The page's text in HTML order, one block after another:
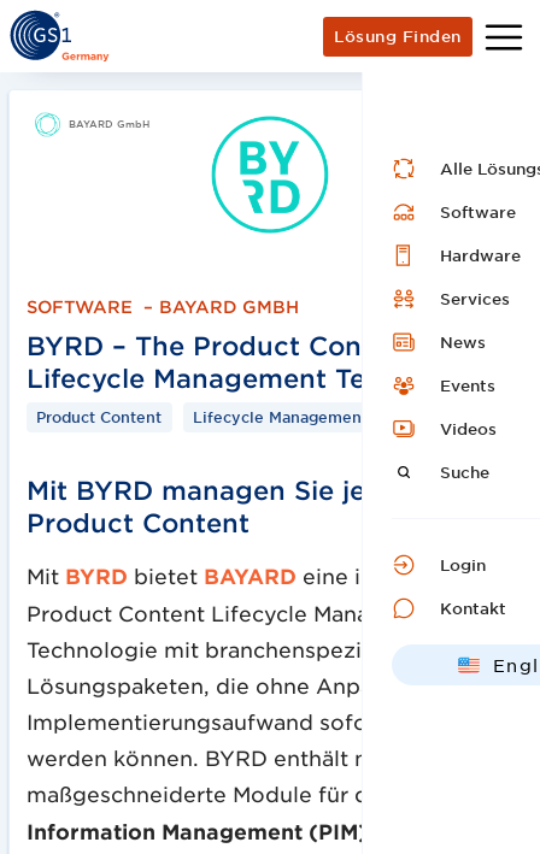
Lösung Finden
Alle
Software
Hardware
Services
News
Events
Videos
Suche
Login
Kontakt
BAYARD GmbH
SOFTWARE – BAYARD GMBH
BYRD – The Product Content
Lifecycle Management Technology
Product Content Lifecycle Management
Mit BYRD managen Sie jede Art von
Product Content
Mit BYRD bietet BAYARD eine intelligente
Product Content Lifecycle Management
Technologie mit branchenspezifischen
Lösungspaketen, die ohne Anpassungs- oder
Implementierungsaufwand sofort eingesetzt
werden können. BYRD enthält nicht nur
maßgeschneiderte Module für das
Information Management (PIM), Product